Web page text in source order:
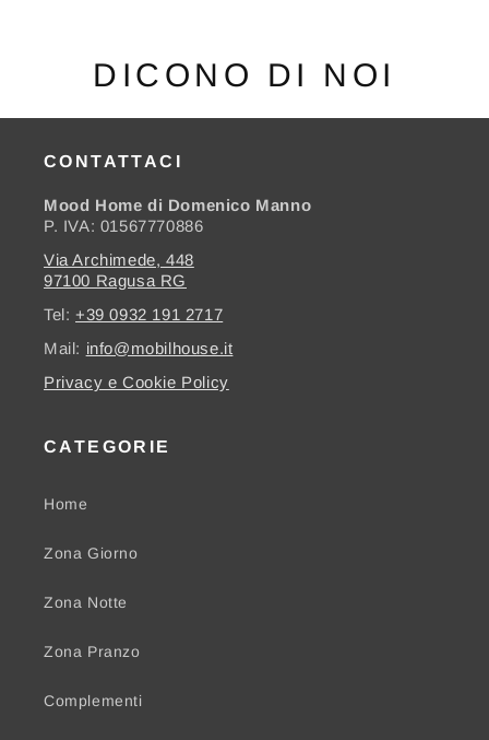
DICONO DI NOI
CONTATTACI
Mood Home di Domenico Manno
P. IVA: 01567770886
Via Archimede, 448
97100 Ragusa RG
Tel: +39 0932 191 2717
Mail: info@mobilhouse.it
Privacy e Cookie Policy
CATEGORIE
Home
Zona Giorno
Zona Notte
Zona Pranzo
Complementi